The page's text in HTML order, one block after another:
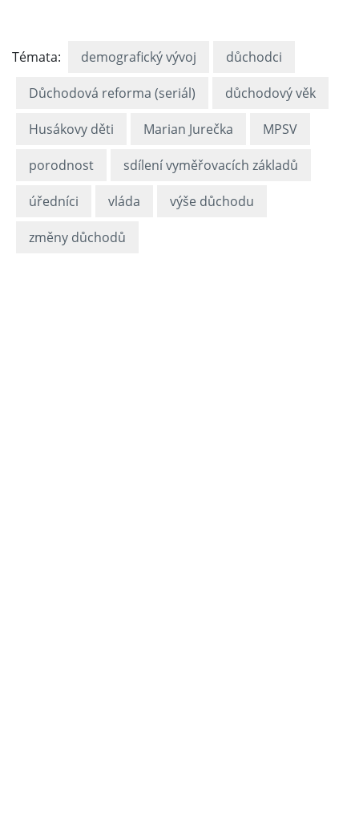
Témata: demografický vývoj důchodci
Důchodová reforma (seriál) důchodový věk
Husákovy děti Marian Jurečka MPSV
porodnost sdílení vyměřovacích základů
úředníci vláda výše důchodu
změny důchodů